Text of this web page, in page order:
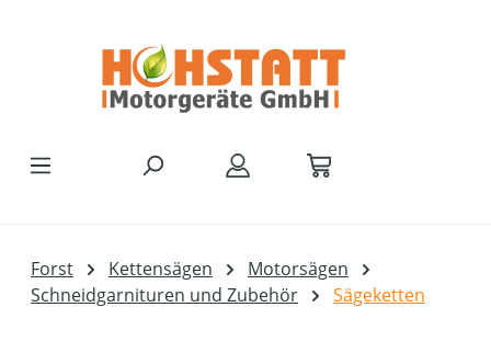
Forst Kettensägen
Motorsägen
Schneidgarnituren und Zubehör
Sägeketten